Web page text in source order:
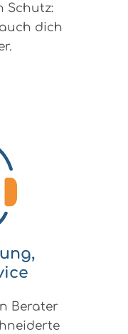
Schutz:
dich
Berater